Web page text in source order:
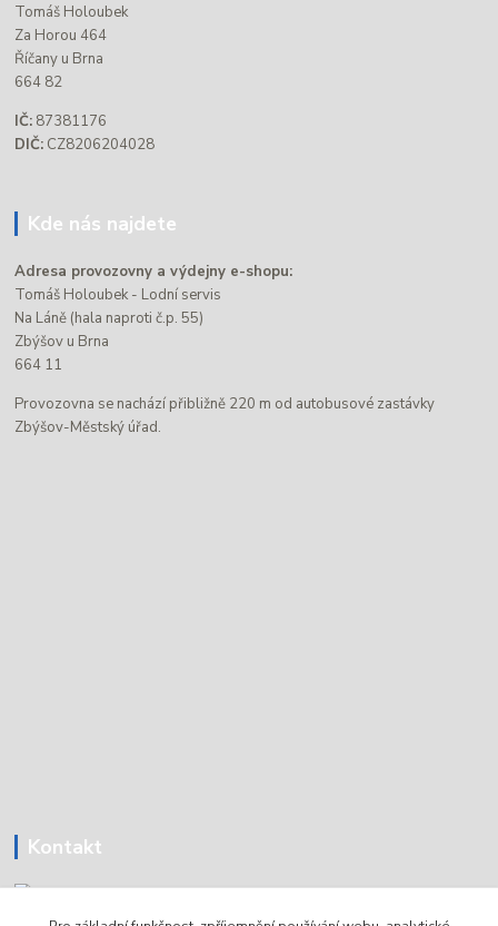
Tomáš Holoubek
Za Horou 464
Říčany u Brna
664 82
IČ: 87381176
DIČ: CZ8206204028
Kde nás najdete
Adresa provozovny a výdejny e-shopu:
Tomáš Holoubek - Lodní servis
Na Láně (hala naproti č.p. 55)
Zbýšov u Brna
664 11
Provozovna se nachází přibližně 220 m od autobusové zastávky
Zbýšov-Městský úřad.
Kontakt